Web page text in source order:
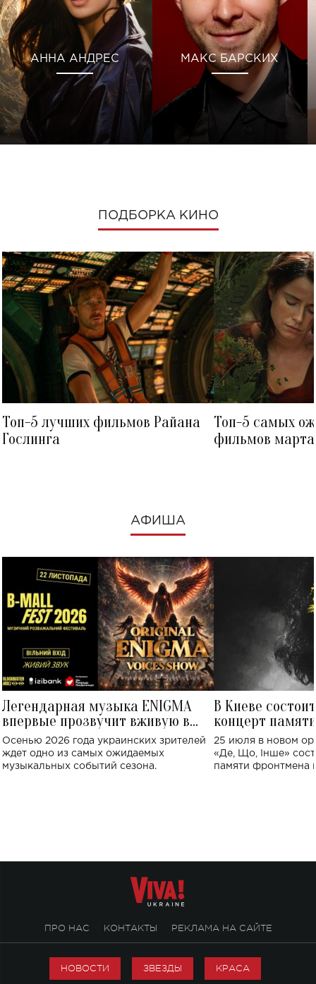
АННА АНДРЕС МАКС БАРСКИХ
ПОДБОРКА КИНО
Топ-5 лучших фильмов Райана
Гослинга
Топ-5 самых
фильмов
АФИША
Легендарная музыка ENIGMA
впервые прозвучит вживую в
Украине: где состоится концерт
Осенью 2026 года украинских зрителей
ждет одно из самых ожидаемых
музыкальных событий сезона.
В Киеве
концерт
Клименко:
исполнят песни
25 июля в новом
«Де, Що, Інше»
памяти фронтмена
ПРО НАС КОНТАКТЫ РЕКЛАМА НА САЙТЕ
НОВОСТИ ЗВЕЗДЫ КРАСА